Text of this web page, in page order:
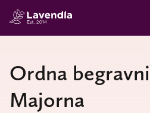
Ordna
Majorna